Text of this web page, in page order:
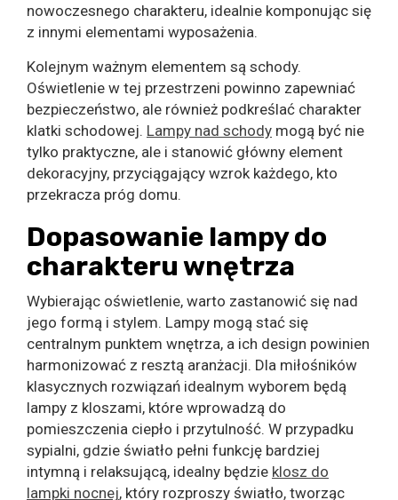
nowoczesnego charakteru, idealnie komponując się
z innymi elementami wyposażenia.
Kolejnym ważnym elementem są schody.
Oświetlenie w tej przestrzeni powinno zapewniać
bezpieczeństwo, ale również podkreślać charakter
klatki schodowej. Lampy nad schody mogą być nie
tylko praktyczne, ale i stanowić główny element
dekoracyjny, przyciągający wzrok każdego, kto
przekracza próg domu.
Dopasowanie lampy do
charakteru wnętrza
Wybierając oświetlenie, warto zastanowić się nad
jego formą i stylem. Lampy mogą stać się
centralnym punktem wnętrza, a ich design powinien
harmonizować z resztą aranżacji. Dla miłośników
klasycznych rozwiązań idealnym wyborem będą
lampy z kloszami, które wprowadzą do
pomieszczenia ciepło i przytulność. W przypadku
sypialni, gdzie światło pełni funkcję bardziej
intymną i relaksującą, idealny będzie klosz do
lampki nocnej, który rozproszy światło, tworząc